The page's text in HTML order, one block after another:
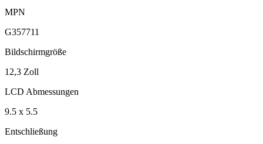
MPN
G357711
Bildschirmgröße
12,3 Zoll
LCD Abmessungen
9.5 x 5.5
Entschließung